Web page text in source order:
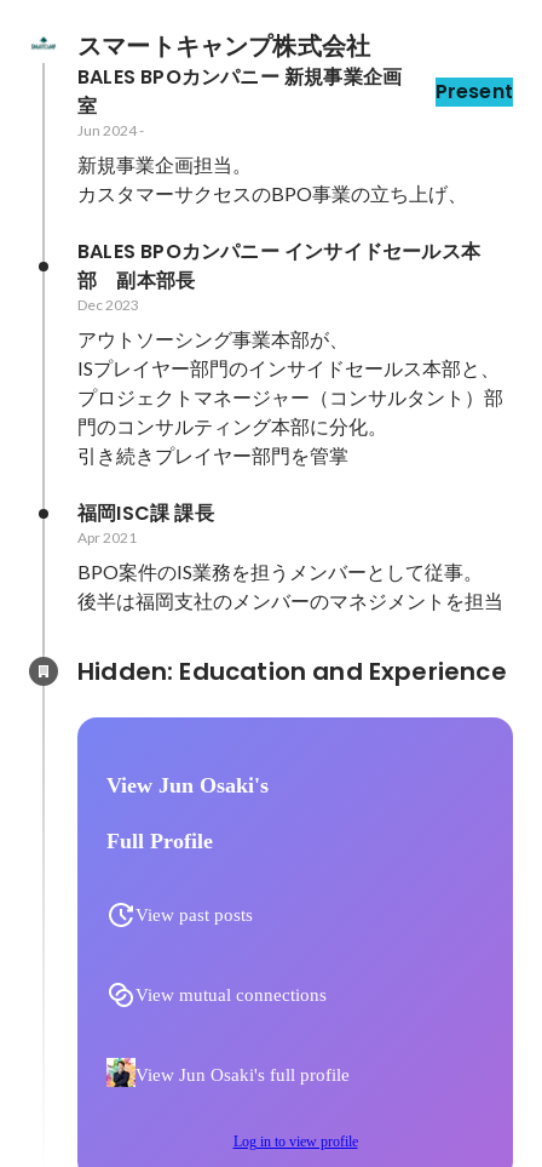
スマートキャンプ株式会社
BALES BPOカンパニー 新規事業企画
室
Present
Jun 2024-
新規事業企画担当。
カスタマーサクセスのBPO事業の立ち上げ、
BALES BPOカンパニー インサイドセールス本
部　副本部長
Dec 2023
アウトソーシング事業本部が、
ISプレイヤー部門のインサイドセールス本部と、
プロジェクトマネージャー（コンサルタント）部
門のコンサルティング本部に分化。
引き続きプレイヤー部門を管掌
福岡ISC課 課長
Apr 2021
BPO案件のIS業務を担うメンバーとして従事。
後半は福岡支社のメンバーのマネジメントを担当
View Jun Osaki's
Full Profile
View past posts
View mutual connections
View Jun Osaki's full profile
Log in to view profile